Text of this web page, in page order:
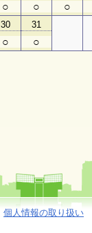
○ ○ ○
30
○
31
○
個人情報の取り扱い